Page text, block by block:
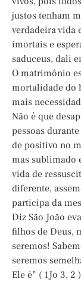
justos tenham
verdadeira vida
imortais e
saduceus, dali
O matrimônio
mortalidade do
mais
Não é que
pessoas
de positivo no
mas sublimado
vida de
diferente,
participa da
Diz São João
filhos de Deus,
seremos!
seremos
Ele é” ( 1Jo 3, 2